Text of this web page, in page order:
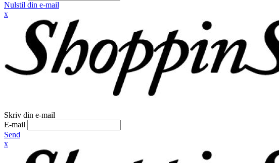
Nulstil din e-mail
x
Skriv din e-mail
E-mail
Send
x